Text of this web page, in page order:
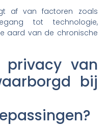
af van factoren zoals
tot technologie,
aard van de chronische
van
bij